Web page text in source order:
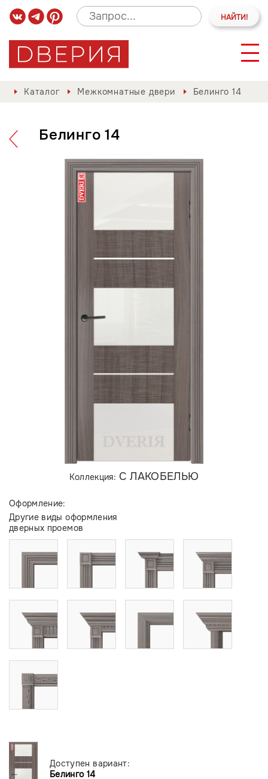
Каталог Межкомнатные двери Белинго 14
Белинго 14
Коллекция: С ЛАКОБЕЛЬЮ
Оформление:
Другие виды оформления
дверных проемов
Доступен вариант:
Белинго 14